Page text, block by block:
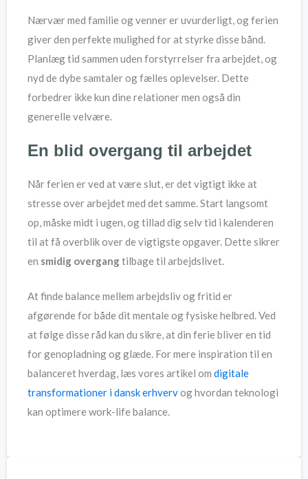
Nærvær med familie og venner er uvurderligt, og ferien
giver den perfekte mulighed for at styrke disse bånd.
Planlæg tid sammen uden forstyrrelser fra arbejdet, og
nyd de dybe samtaler og fælles oplevelser. Dette
forbedrer ikke kun dine relationer men også din
generelle velvære.
En blid overgang til arbejdet
Når ferien er ved at være slut, er det vigtigt ikke at
stresse over arbejdet med det samme. Start langsomt
op, måske midt i ugen, og tillad dig selv tid i kalenderen
til at få overblik over de vigtigste opgaver. Dette sikrer
en smidig overgangtilbage til arbejdslivet.
At finde balance mellem arbejdsliv og fritid er
afgørende for både dit mentale og fysiske helbred. Ved
at følge disse råd kan du sikre, at din ferie bliver en tid
for genopladning og glæde. For mere inspiration til en
balanceret hverdag, læs vores artikel om digitale
transformationer i dansk erhvervog hvordan teknologi
kan optimere work-life balance.